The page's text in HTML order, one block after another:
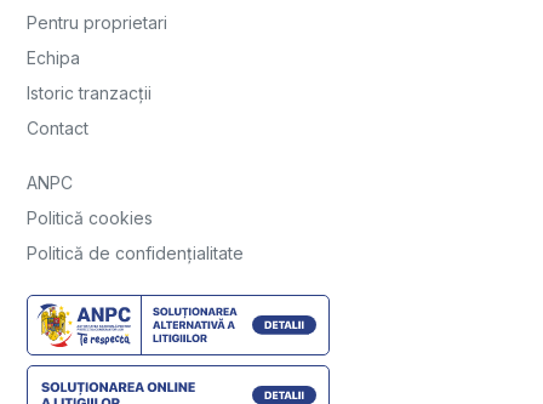
Pentru proprietari
Echipa
Istoric tranzacții
Contact
ANPC
Politică cookies
Politică de confidențialitate